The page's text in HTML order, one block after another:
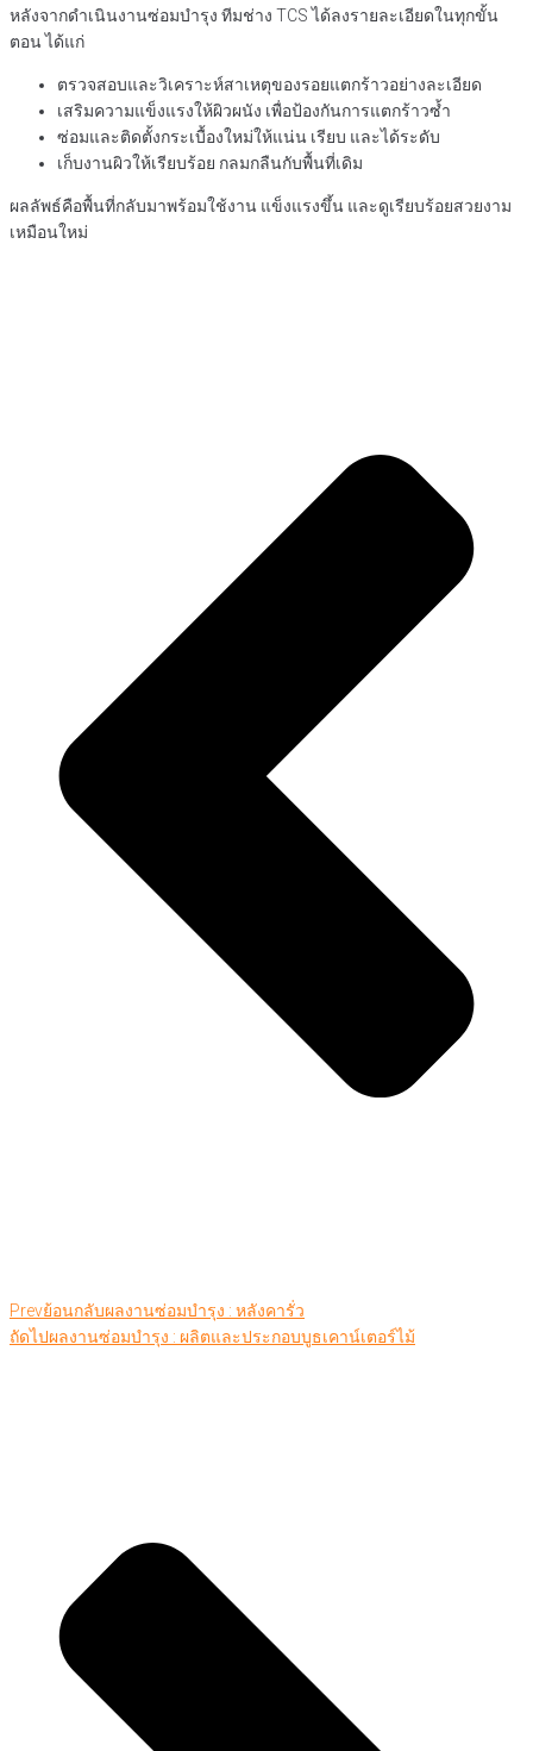
หลังจากดำเนินงานซ่อมบำรุง ทีมช่าง TCS ได้ลงรายละเอียดในทุกขั้น
ตอน ได้แก่
ตรวจสอบและวิเคราะห์สาเหตุของรอยแตกร้าวอย่างละเอียด
เสริมความแข็งแรงให้ผิวผนัง เพื่อป้องกันการแตกร้าวซ้ำ
ซ่อมและติดตั้งกระเบื้องใหม่ให้แน่น เรียบ และได้ระดับ
เก็บงานผิวให้เรียบร้อย กลมกลืนกับพื้นที่เดิม
ผลลัพธ์คือพื้นที่กลับมาพร้อมใช้งาน แข็งแรงขึ้น และดูเรียบร้อยสวยงาม
เหมือนใหม่
Prevย้อนกลับผลงานซ่อมบำรุง : หลังคารั่ว
ถัดไปผลงานซ่อมบำรุง : ผลิตและประกอบบูธเคาน์เตอร์ไม้